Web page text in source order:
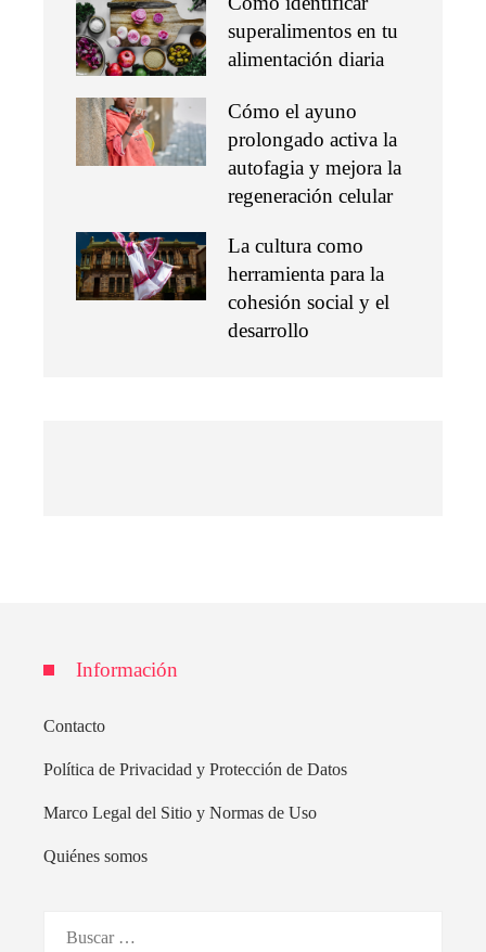
superalimentos en tu
alimentación diaria
Cómo el ayuno
prolongado activa la
autofagia y mejora la
regeneración celular
La cultura como
herramienta para la
cohesión social y el
desarrollo
Información
Contacto
Política de Privacidad y Protección de Datos
Marco Legal del Sitio y Normas de Uso
Quiénes somos